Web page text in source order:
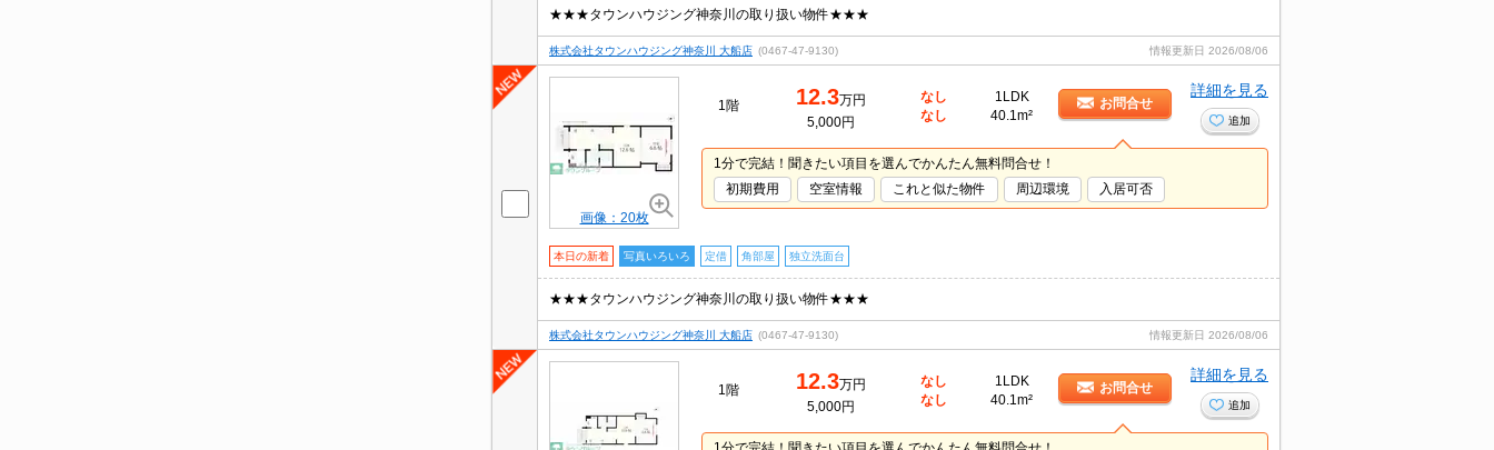
★★★タウンハウジング神奈川の取り扱い物件★★★
株式会社タウンハウジング神奈川 大船店 (0467-47-9130) 情報更新日 2026/08/06
画像：20枚
1階 12.3万円
5,000円
なし
なし
1LDK
40.1m²
お問合せ
詳細を見る
追加
1分で完結！聞きたい項目を選んでかんたん無料問合せ！
初期費用
空室情報 これと似た物件 周辺環境 入居可否
本日の新着 写真いろいろ 定借 角部屋 独立洗面台
★★★タウンハウジング神奈川の取り扱い物件★★★
株式会社タウンハウジング神奈川 大船店 (0467-47-9130) 情報更新日 2026/08/06
1階 12.3万円
5,000円
なし
なし
1LDK
40.1m²
お問合せ
詳細を見る
追加